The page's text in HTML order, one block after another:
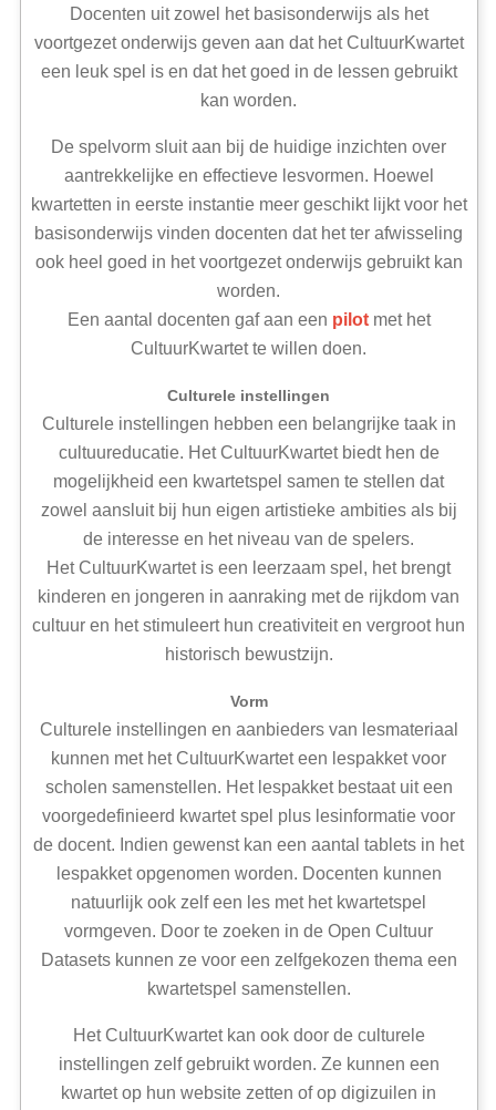
Docenten uit zowel het basisonderwijs als het
voortgezet onderwijs geven aan dat het CultuurKwartet
een leuk spel is en dat het goed in de lessen gebruikt
kan worden.
De spelvorm sluit aan bij de huidige inzichten over
aantrekkelijke en effectieve lesvormen. Hoewel
kwartetten in eerste instantie meer geschikt lijkt voor het
basisonderwijs vinden docenten dat het ter afwisseling
ook heel goed in het voortgezet onderwijs gebruikt kan
worden.
Een aantal docenten gaf aan een pilotmet het
CultuurKwartet te willen doen.
Culturele instellingen
Culturele instellingen hebben een belangrijke taak in
cultuureducatie. Het CultuurKwartet biedt hen de
mogelijkheid een kwartetspel samen te stellen dat
zowel aansluit bij hun eigen artistieke ambities als bij
de interesse en het niveau van de spelers.
Het CultuurKwartet is een leerzaam spel, het brengt
kinderen en jongeren in aanraking met de rijkdom van
cultuur en het stimuleert hun creativiteit en vergroot hun
historisch bewustzijn.
Vorm
Culturele instellingen en aanbieders van lesmateriaal
kunnen met het CultuurKwartet een lespakket voor
scholen samenstellen. Het lespakket bestaat uit een
voorgedefinieerd kwartet spel plus lesinformatie voor
de docent. Indien gewenst kan een aantal tablets in het
lespakket opgenomen worden. Docenten kunnen
natuurlijk ook zelf een les met het kwartetspel
vormgeven. Door te zoeken in de Open Cultuur
Datasets kunnen ze voor een zelfgekozen thema een
kwartetspel samenstellen.
Het CultuurKwartet kan ook door de culturele
instellingen zelf gebruikt worden. Ze kunnen een
kwartet op hun website zetten of op digizuilen in